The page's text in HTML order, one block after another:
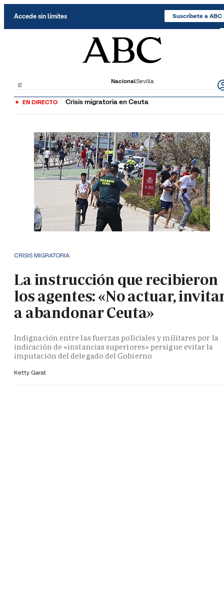
Accede sin límites Suscríbete a ABC
NacionalSevilla
EN DIRECTO Crisis migratoria en Ceuta
CRISIS MIGRATORIA
La instrucción que recibieron
los agentes: «No actuar,
a abandonar Ceuta»
Indignación entre las fuerzas policiales y militares por la
indicación de «instancias superiores» persigue evitar la
imputación del delegado del Gobierno
Ketty Garat